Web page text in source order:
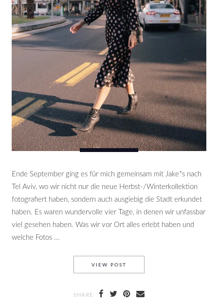
Ende September ging es für mich gemeinsam mit Jake*s nach
Tel Aviv, wo wir nicht nur die neue Herbst-/Winterkollektion
fotografiert haben, sondern auch ausgiebig die Stadt erkundet
haben. Es waren wundervolle vier Tage, in denen wir unfassbar
viel gesehen haben. Was wir vor Ort alles erlebt haben und
welche Fotos ...
VIEW POST
SHARE